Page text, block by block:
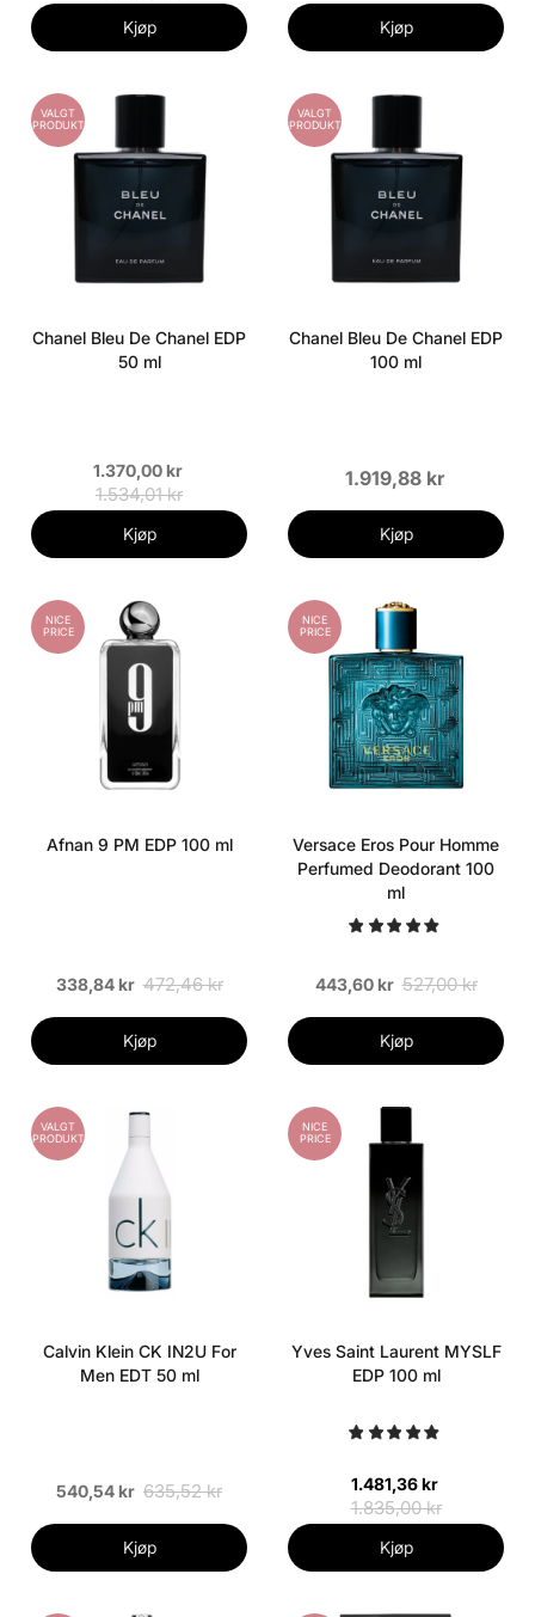
Kjøp Kjøp
VALGT
PRODUKT
Chanel Bleu De Chanel EDP
50 ml
1.370,00 kr
1.534,01 kr
Kjøp
VALGT
PRODUKT
Chanel Bleu De Chanel EDP
100 ml
1.919,88 kr
Kjøp
NICE
PRICE
Afnan 9 PM EDP 100 ml
338,84 kr 472,46 kr
Kjøp
NICE
PRICE
Versace Eros Pour Homme
Perfumed Deodorant 100
ml
443,60 kr 527,00 kr
Kjøp
VALGT
PRODUKT
Calvin Klein CK IN2U For
Men EDT 50 ml
540,54 kr 635,52 kr
Kjøp
NICE
PRICE
Yves Saint Laurent MYSLF
EDP 100 ml
1.481,36 kr
1.835,00 kr
Kjøp